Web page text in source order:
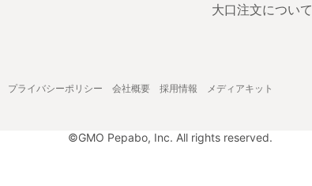
大口注文について
プライバシーポリシー 会社概要 採用情報 メディアキット
©GMO Pepabo, Inc. All rights reserved.